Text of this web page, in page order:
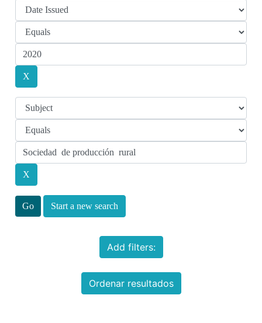
Start a new search
Add filters:
Ordenar resultados